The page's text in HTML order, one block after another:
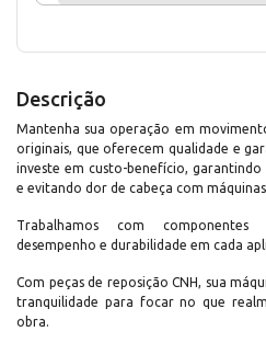
Descrição
Mantenha sua operação em
originais, que oferecem qualidade e
investe em custo-benefício,
e evitando dor de cabeça com
Trabalhamos com componentes
desempenho e durabilidade em cada
Com peças de reposição CNH, sua
tranquilidade para focar no que
obra.